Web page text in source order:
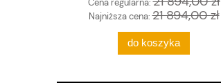
Cena regularna:
Najniższa cena:21 894,00 zł
do koszyka